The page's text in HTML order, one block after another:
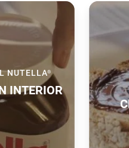
NUTELLA®
INTERIOR